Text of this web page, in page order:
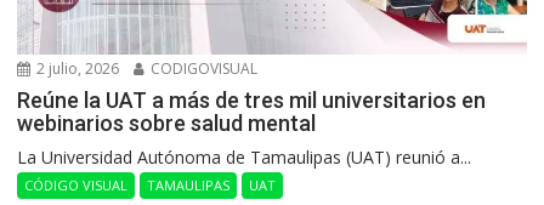
2 julio, 2026 CODIGOVISUAL
Reúne la UAT a más de tres mil universitarios en
webinarios sobre salud mental
La Universidad Autónoma de Tamaulipas (UAT) reunió a...
CÓDIGO VISUAL TAMAULIPAS UAT